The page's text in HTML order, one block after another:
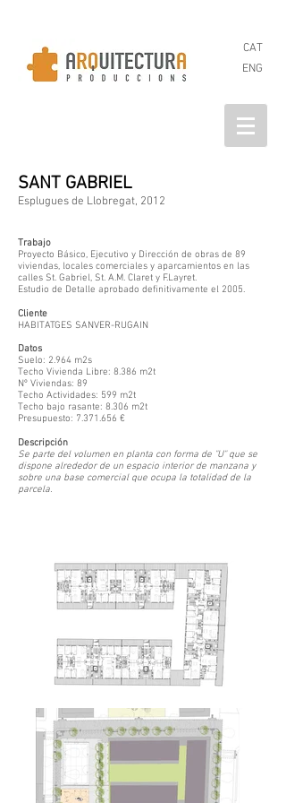
CAT
ENG
SANT GABRIEL
Esplugues de Llobregat, 2012
Trabajo
Proyecto Básico, Ejecutivo y Dirección de obras de 89
viviendas, locales comerciales y aparcamientos en las
calles St. Gabriel, St. A.M. Claret y F.Layret.
Estudio de Detalle aprobado definitivamente el 2005.
Cliente
HABITATGES SANVER-RUGAIN
Datos
Suelo: 2.964 m2s
Techo Vivienda Libre: 8.386 m2t
Nº Viviendas: 89
Techo Actividades: 599 m2t
Techo bajo rasante: 8.306 m2t
Presupuesto: 7.371.656 €
Descripción
Se parte del volumen en planta con forma de "U" que se
dispone alrededor de un espacio interior de manzana y
sobre una base comercial que ocupa la totalidad de la
parcela.